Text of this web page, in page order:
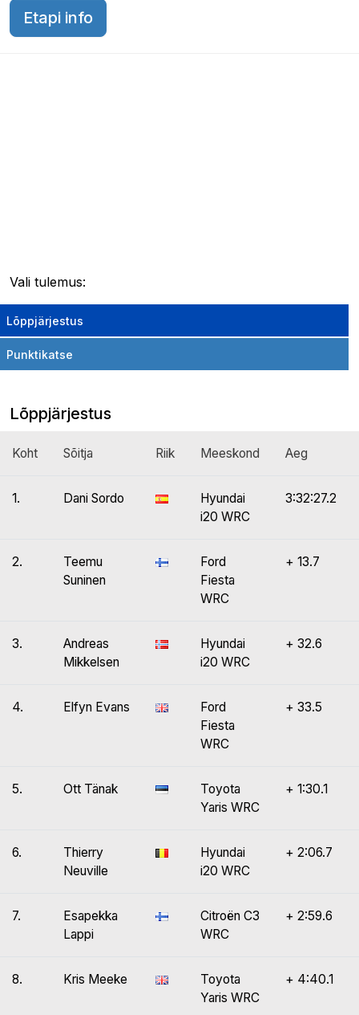
Etapi info
Vali tulemus:
Lõppjärjestus
Punktikatse
Lõppjärjestus
Koht Sõitja Riik Meeskond Aeg
1. Dani Sordo
Hyundai
i20 WRC
3:32:27.2
2.
Teemu
Suninen
Ford
Fiesta
WRC
+ 13.7
3.
Andreas
Mikkelsen
Hyundai
i20 WRC
+ 32.6
4. Elfyn Evans
Ford
Fiesta
WRC
+ 33.5
5. Ott Tänak
Toyota
Yaris WRC
+ 1:30.1
6.
Thierry
Neuville
Hyundai
i20 WRC
+ 2:06.7
7.
Esapekka
Lappi
Citroën C3
WRC
+ 2:59.6
8. Kris Meeke
Toyota
Yaris WRC
+ 4:40.1